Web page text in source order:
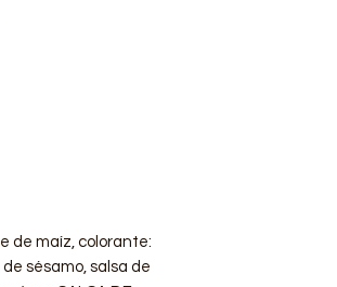
de maíz, colorante:
sésamo, salsa de